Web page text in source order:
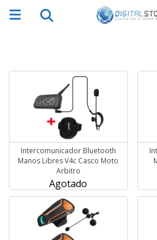
Intercomunicador Bluetooth
Manos Libres V4c Casco Moto
Arbitro
Agotado